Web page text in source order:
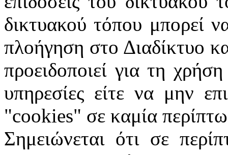
δικτυακού τόπου μπορεί
πλοήγηση στο Διαδίκτυο
προειδοποιεί για τη
υπηρεσίες είτε να μην
"cookies" σε καμία
Σημειώνεται ότι σε